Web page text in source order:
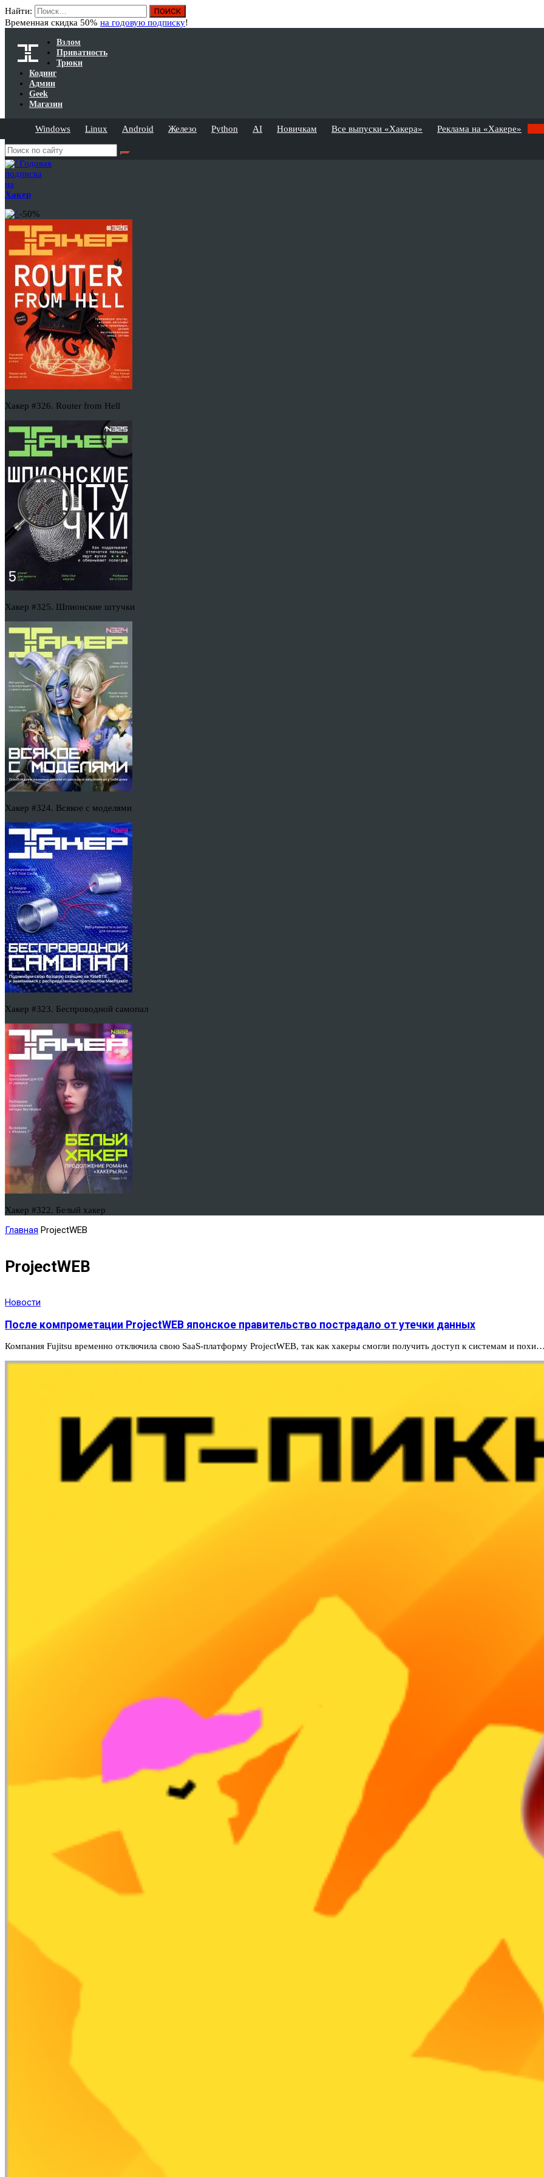
Найти:
Временная скидка 50% на годовую подписку!
Взлом
Приватность
Трюки
Кодинг
Админ
Geek
Магазин
Windows Linux Android Железо Python AI Новичкам Все выпуски «Хакера» Реклама на «Хакере»
Годовая
подписка
на
Хакер
-50%
Хакер #326. Router from Hell
Хакер #325. Шпионские штучки
Хакер #324. Всякое с моделями
Хакер #323. Беспроводной самопал
Хакер #322. Белый хакер
Главная ProjectWEB
ProjectWEB
Новости
После компрометации ProjectWEB японское правительство пострадало от утечки данных
Компания Fujitsu временно отключила свою SaaS-платформу ProjectWEB, так как хакеры смогли получить доступ к системам и